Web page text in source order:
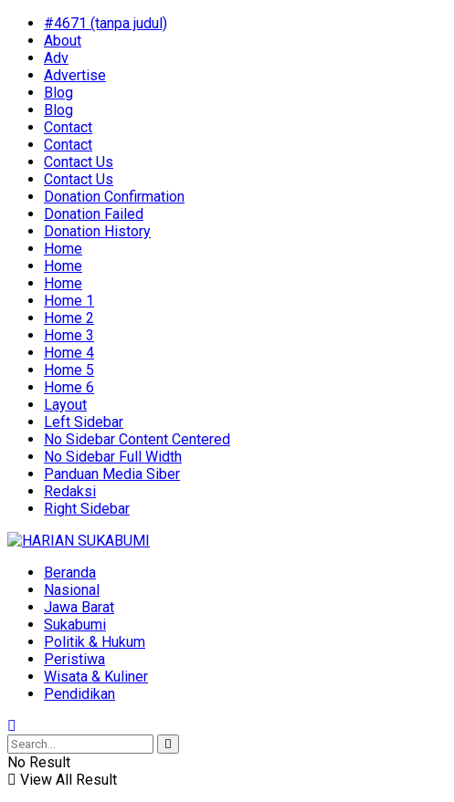
#4671 (tanpa judul)
About
Adv
Advertise
Blog
Blog
Contact
Contact
Contact Us
Contact Us
Donation Confirmation
Donation Failed
Donation History
Home
Home
Home
Home 1
Home 2
Home 3
Home 4
Home 5
Home 6
Layout
Left Sidebar
No Sidebar Content Centered
No Sidebar Full Width
Panduan Media Siber
Redaksi
Right Sidebar
Beranda
Nasional
Jawa Barat
Sukabumi
Politik & Hukum
Peristiwa
Wisata & Kuliner
Pendidikan
No Result
View All Result